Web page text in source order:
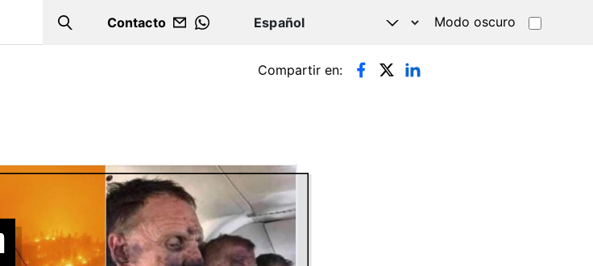
Search
Contacto
WHATSAPP
Modo oscuro
Compartir en: